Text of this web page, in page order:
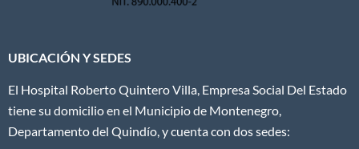
UBICACIÓN Y SEDES
El Hospital Roberto Quintero Villa, Empresa Social Del Estado
tiene su domicilio en el Municipio de Montenegro,
Departamento del Quindío, y cuenta con dos sedes: